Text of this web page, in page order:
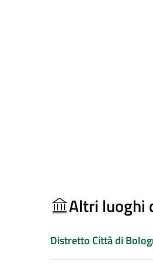
Altri luoghi
Distretto Città di